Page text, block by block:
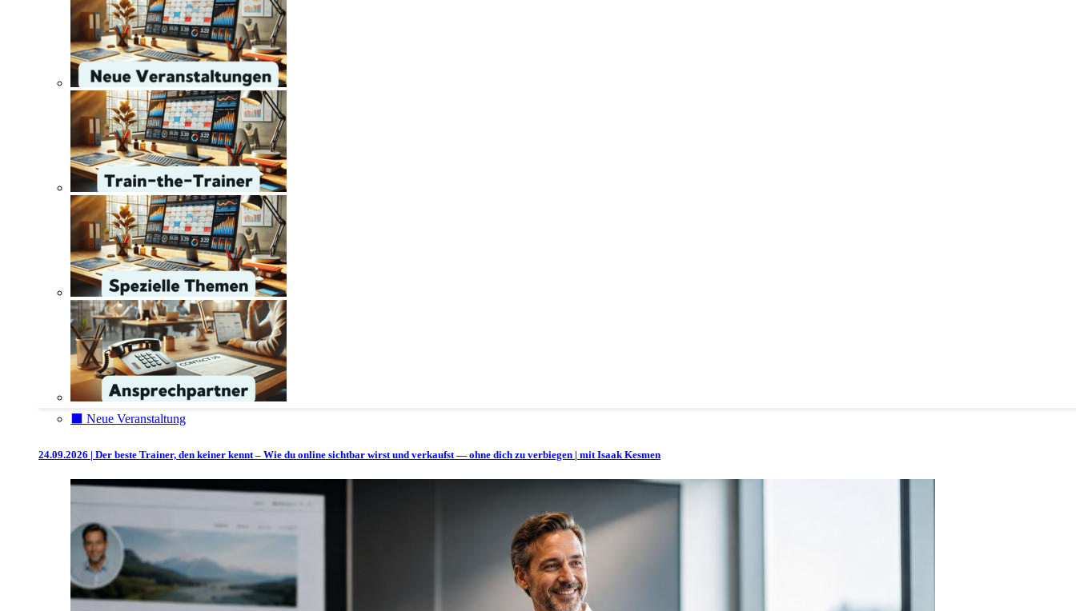
⬛️ Neue Veranstaltung
24.09.2026 | Der beste Trainer, den keiner kennt – Wie du online sichtbar wirst und verkaufst — ohne dich zu verbiegen | mit Isaak Kesmen